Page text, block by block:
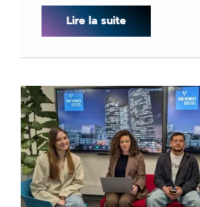
Lire la suite